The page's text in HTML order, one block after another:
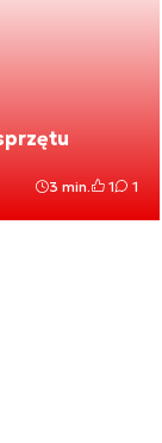
3 min. 1 1